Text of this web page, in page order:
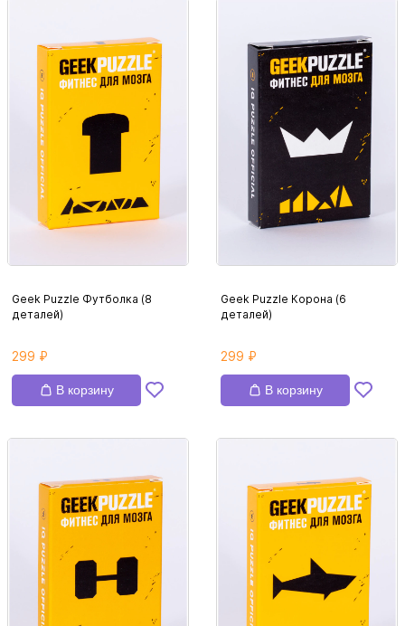
Geek Puzzle Футболка (8
деталей)
299 ₽
В корзину
Geek Puzzle Корона (6
деталей)
299 ₽
В корзину